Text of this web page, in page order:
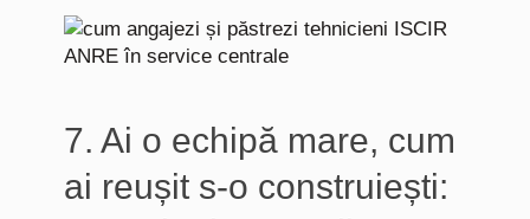
7. Ai o echipă mare, cum
ai reușit s-o construiești: